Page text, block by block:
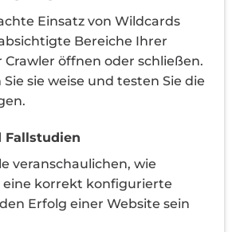
Einsatz von Wildcards
Bereiche Ihrer
Crawler öffnen oder schließen.
sie weise und testen Sie die
Fallstudien
veranschaulichen, wie
korrekt konfigurierte
Erfolg einer Website sein